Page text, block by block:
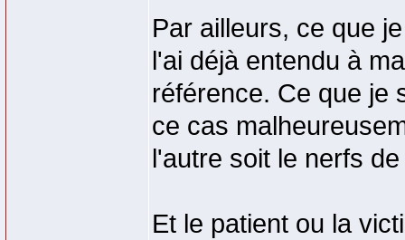
Par ailleurs, ce que
l'ai déjà entendu à
référence. Ce que je
ce cas
l'autre soit le nerfs
Et le patient ou la